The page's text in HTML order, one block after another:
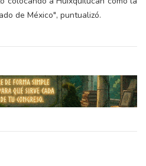
de México", puntualizó.